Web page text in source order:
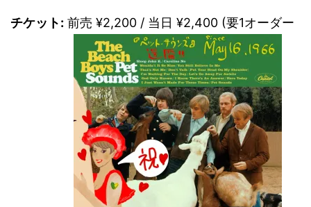
チケット: 前売 ¥2,200 / 当日 ¥2,400 (要1オーダー